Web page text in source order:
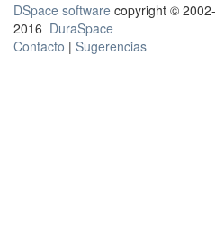
DSpace software copyright © 2002-
2016 DuraSpace
Contacto | Sugerencias